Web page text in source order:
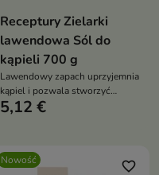
Receptury Zielarki
lawendowa Sól do
kąpieli 700 g
Lawendowy zapach uprzyjemnia
kąpiel i pozwala stworzyć
domowe SPA.
5,12 €
Nowość favorite_border